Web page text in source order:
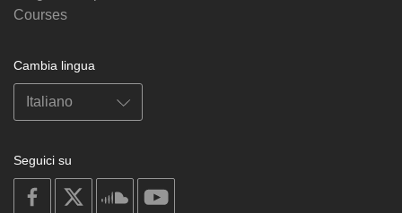
Courses
Cambia lingua
Seguici su
on
facebook
soundcloud